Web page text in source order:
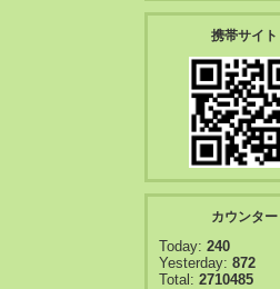
携帯サイト
カウンター
Today: 240
Yesterday: 872
Total: 2710485